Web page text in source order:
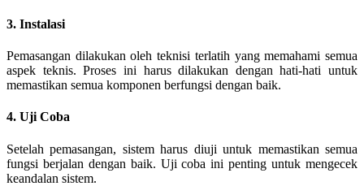
3. Instalasi
Pemasangan dilakukan oleh teknisi terlatih yang memahami semua
aspek teknis. Proses ini harus dilakukan dengan hati-hati untuk
memastikan semua komponen berfungsi dengan baik.
4. Uji Coba
Setelah pemasangan, sistem harus diuji untuk memastikan semua
fungsi berjalan dengan baik. Uji coba ini penting untuk mengecek
keandalan sistem.